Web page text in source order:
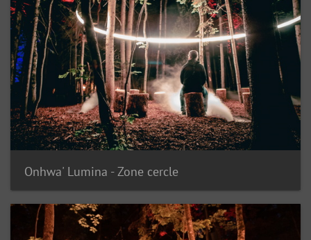
Onhwa' Lumina - Zone cercle